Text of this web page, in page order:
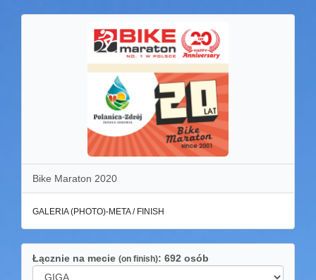
Bike Maraton 2020
GALERIA (PHOTO)-META / FINISH
Łącznie na mecie (on finish): 692 osób